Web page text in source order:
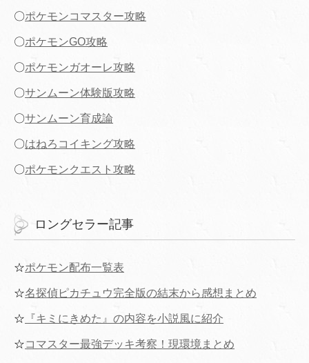
〇ポケモンコマスター攻略
〇ポケモンGO攻略
〇ポケモンガオーレ攻略
〇サンムーン体験版攻略
〇サンムーン育成論
〇はねろコイキング攻略
〇ポケモンクエスト攻略
ロングセラー記事
☆ポケモン配布一覧表
☆名探偵ピカチュウ完全版の結末から感想まとめ
☆ 『キミにきめた』の内容を小説風に紹介
☆コマスター最強デッキ考察！現環境まとめ